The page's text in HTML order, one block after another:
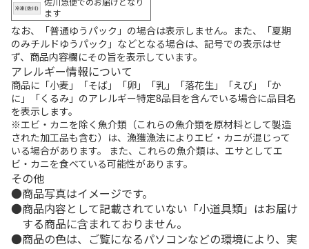
ます
なお、「普通ゆうパック」の場合は表示しません。また、「夏期
のみチルドゆうパック」などとなる場合は、記号での表示はせ
ず、商品内容欄にその旨を表示しています。
アレルギー情報について
商品に「小麦」「そば」「卵」「乳」「落花生」「えび」「か
に」「くるみ」のアレルギー特定8品目を含んでいる場合に品目名
を表示します。
※エビ・カニを除く魚介類（これらの魚介類を原材料として製造
された加工品も含む）は、漁獲漁法によりエビ・カニが混じって
いる場合があります。 また、これらの魚介類は、エサとしてエ
ビ・カニを食べている可能性があります。
その他
商品写真はイメージです。
商品内容として記載されていない「小道具類」はお届け
する商品に含まれておりません。
商品の色は、ご覧になるパソコンなどの環境により、実